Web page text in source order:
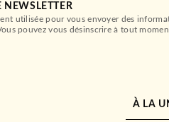
NEWSLETTER
utilisée pour vous envoyer des
pouvez vous désinscrire à tout
À LA